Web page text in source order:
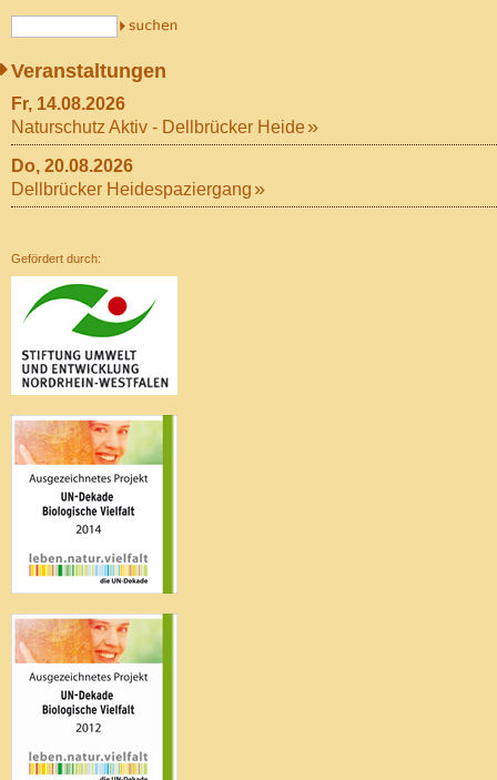
Veranstaltungen
Fr, 14.08.2026
Naturschutz Aktiv - Dellbrücker Heide
Do, 20.08.2026
Dellbrücker Heidespaziergang
Gefördert durch: